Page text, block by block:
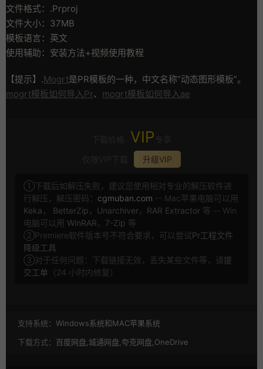
文件格式：.Prproj
文件大小：37MB
模板语言：英文
使用辅助：安装方法+视频使用教程
【提示】.Mogrt是PR模板的一种，中文名称”动态图形模板”。
mogrt模板如何导入Pr、 mogrt模板如何导入ae
VIP
升级VIP
①下载后如解压失败，建议您使用相对专业的解压软件进
行解压，解压密码： cgmuban.com -- Mac苹果电脑可以用
Keka ， BetterZip ， Unarchiver， RAR Extractor 等 -- Win
电脑可以用 WinRAR ， 7-Zip 等
②Premiere软件版本号不符合要求，可以尝试Pr工程文件
降级工具
③对于任何问题：下载链接无效，丢失某些文件等，请提
交工单 （24 小时内修复）
支持系统： Windows系统和MAC苹果系统
下载方式： 百度网盘,城通网盘,夸克网盘,OneDrive